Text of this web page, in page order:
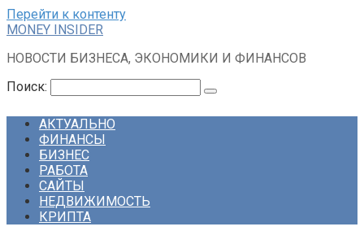
Перейти к контенту
MONEY INSIDER
НОВОСТИ БИЗНЕСА, ЭКОНОМИКИ И ФИНАНСОВ
Поиск:
АКТУАЛЬНО
ФИНАНСЫ
БИЗНЕС
РАБОТА
САЙТЫ
НЕДВИЖИМОСТЬ
КРИПТА